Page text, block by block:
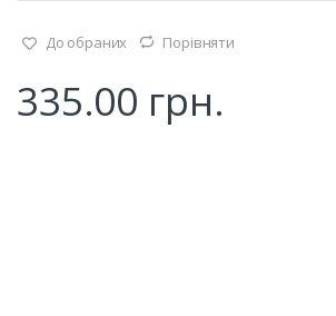
До обраних Порівняти
335.00 грн.